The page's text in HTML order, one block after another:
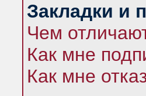
Закладки и
Чем
Как мне
Как мне